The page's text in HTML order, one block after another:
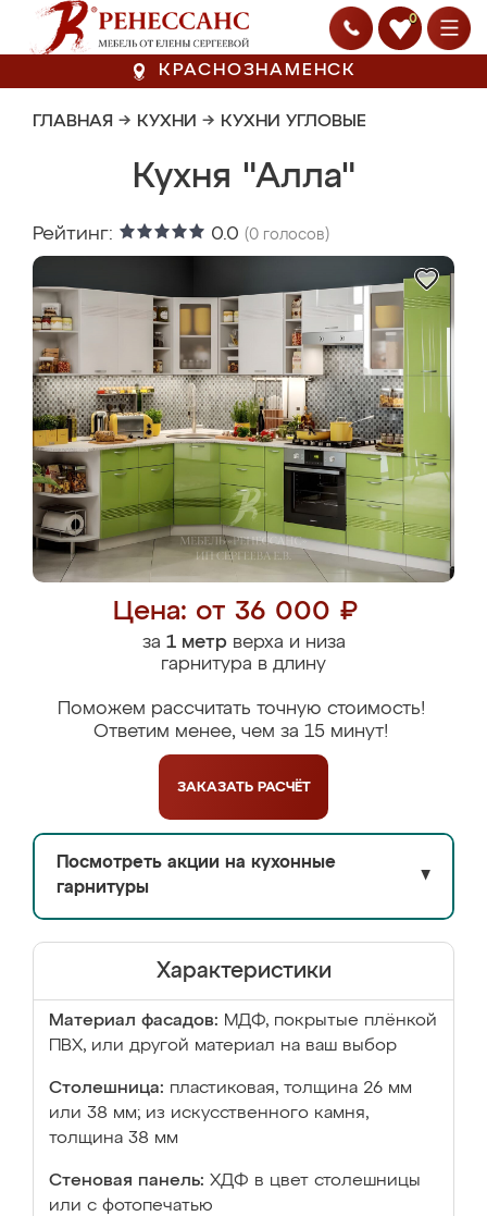
0
КРАСНОЗНАМЕНСК
ГЛАВНАЯ → КУХНИ → КУХНИ УГЛОВЫЕ
Кухня "Алла"
Рейтинг: 0.0 (0 голосов)
Цена: от 36 000 ₽
за 1 метрверха и низа
гарнитура в длину
Поможем рассчитать точную стоимость!
Ответим менее, чем за 15 минут!
ЗАКАЗАТЬ РАСЧЁТ
Посмотреть акции на кухонные
гарнитуры
▼
Характеристики
Материал фасадов: МДФ, покрытые плёнкой
ПВХ, или другой материал на ваш выбор
Столешница: пластиковая, толщина 26 мм
или 38 мм; из искусственного камня,
толщина 38 мм
Стеновая панель: ХДФ в цвет столешницы
или с фотопечатью